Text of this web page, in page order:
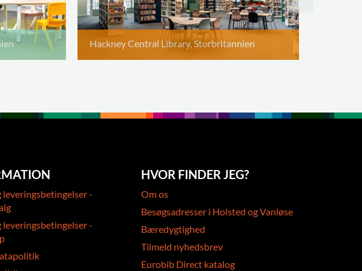
Hackney Central Library, Storbritannien
leveringsbetingelser -
leveringsbetingelser -
HVOR FINDER JEG?
Om os
Besøgsadresser i Holsted og Vanløse
Bæredygtighed
Tilmeld nyhedsbrev
Eurobib Direct katalog